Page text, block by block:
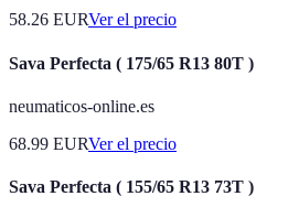
58.26 EURVer el precio
Sava Perfecta ( 175/65 R13 80T )
neumaticos-online.es
68.99 EURVer el precio
Sava Perfecta ( 155/65 R13 73T )